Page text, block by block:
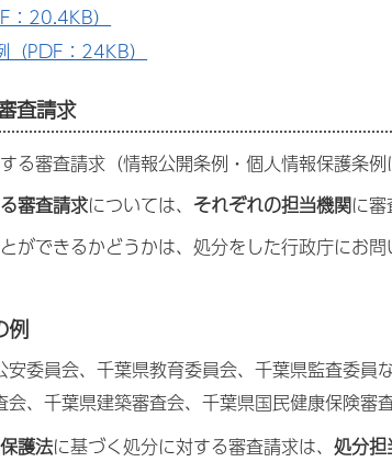
：20.4KB）
PDF：24KB）
査請求
る審査請求（情報公開条例・個人情報保護条例
審査請求については、 それぞれの担当機関に
ができるかどうかは、処分をした行政庁にお
例
安委員会、千葉県教育委員会、千葉県監査委員
会、千葉県建築審査会、千葉県国民健康保険審
護法に基づく処分に対する審査請求は、 処分担